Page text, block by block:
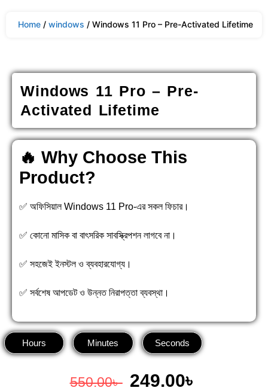
Home / windows / Windows 11 Pro – Pre-Activated Lifetime
Windows 11 Pro – Pre-
Activated Lifetime
🔥 Why Choose This
Product?
✅ অফিসিয়াল Windows 11 Pro-এর সকল ফিচার।
✅ কোনো মাসিক বা বাৎসরিক সাবস্ক্রিপশন লাগবে না।
✅ সহজেই ইনস্টল ও ব্যবহারযোগ্য।
✅ সর্বশেষ আপডেট ও উন্নত নিরাপত্তা ব্যবস্থা।
Hours Minutes Seconds
550.00৳ 249.00৳